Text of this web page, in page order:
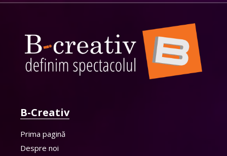
B-Creativ
Prima pagină
Despre noi